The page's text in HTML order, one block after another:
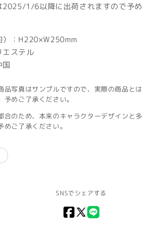
1/6以降に出荷されますので予
）：H220×W250mm
エステル
国
写真はサンプルですので、実際の商品と
予めご了承ください。
のため、本来のキャラクターデザインと
めご了承ください。
SNSでシェアする
Facebook
X
LINE